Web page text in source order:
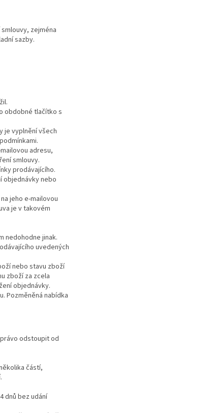
zejména
sazby.
obdobné tlačítko s
je vyplnění všech
adresu,
smlouvy.
prodávajícího.
objednávky nebo
jeho e-mailovou
je v takovém
nedohodne jinak.
uvedených
nebo stavu zboží
zboží za zcela
objednávky.
Pozměněná nabídka
odstoupit od
částí,
dnů bez udání